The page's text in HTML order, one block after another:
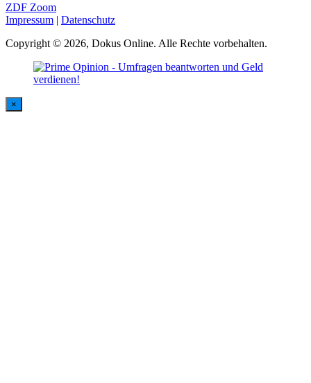
ZDF Zoom
Impressum | Datenschutz
Copyright © 2026, Dokus Online. Alle Rechte vorbehalten.
×